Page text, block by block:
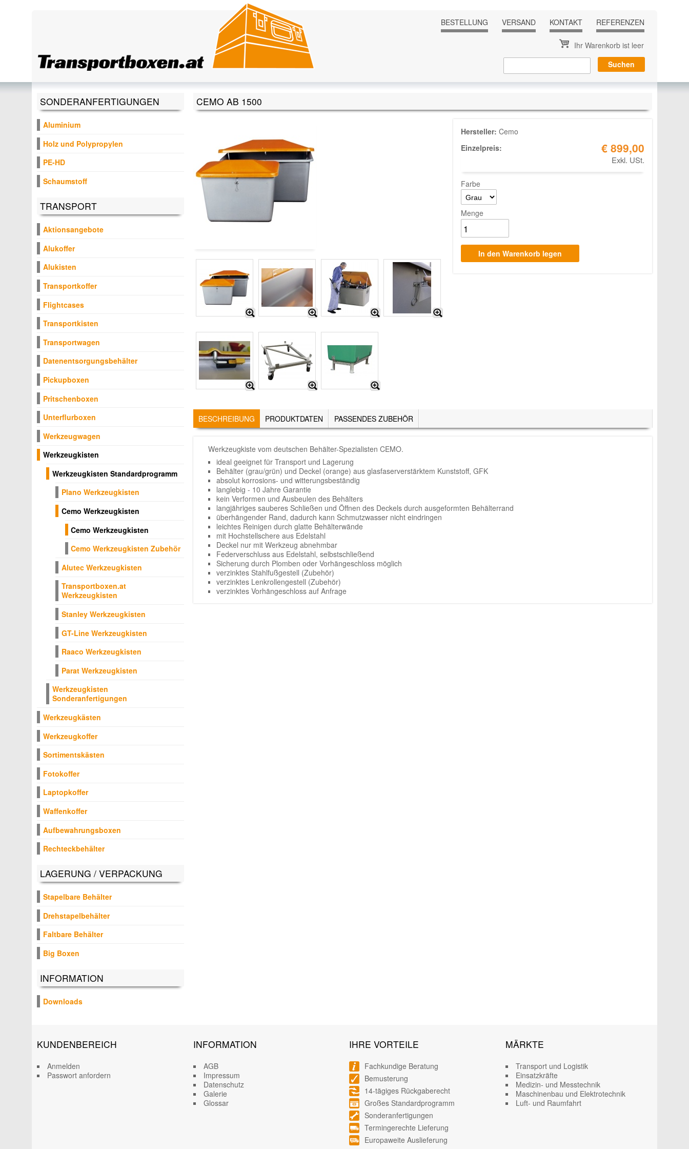
BESTELLUNG
VERSAND KONTAKT REFERENZEN
Ihr Warenkorb ist leer
CEMO AB 1500
Hersteller: Cemo
Einzelpreis:
€ 899,00
Exkl. USt.
Farbe
Menge
TABS
BESCHREIBUNG (AKTIVER
REITER)
PRODUKTDATEN PASSENDES ZUBEHÖR
Werkzeugkiste vom deutschen Behälter-Spezialisten CEMO.
ideal geeignet für Transport und Lagerung
Behälter (grau/grün) und Deckel (orange) aus glasfaserverstärktem Kunststoff, GFK
absolut korrosions- und witterungsbeständig
langlebig - 10 Jahre Garantie
kein Verformen und Ausbeulen des Behälters
langjähriges sauberes Schließen und Öffnen des Deckels durch ausgeformten Behälterrand
überhängender Rand, dadurch kann Schmutzwasser nicht eindringen
leichtes Reinigen durch glatte Behälterwände
mit Hochstellschere aus Edelstahl
Deckel nur mit Werkzeug abnehmbar
Federverschluss aus Edelstahl, selbstschließend
Sicherung durch Plomben oder Vorhängeschloss möglich
verzinktes Stahlfußgestell (Zubehör)
verzinktes Lenkrollengestell (Zubehör)
verzinktes Vorhängeschloss auf Anfrage
SONDERANFERTIGUNGEN
Aluminium
Holz und Polypropylen
PE-HD
Schaumstoff
TRANSPORT
Aktionsangebote
Alukoffer
Alukisten
Transportkoffer
Flightcases
Transportkisten
Transportwagen
Datenentsorgungsbehälter
Pickupboxen
Pritschenboxen
Unterflurboxen
Werkzeugwagen
Werkzeugkisten
Werkzeugkisten Standardprogramm
Plano Werkzeugkisten
Cemo Werkzeugkisten
Cemo Werkzeugkisten
Cemo Werkzeugkisten Zubehör
Alutec Werkzeugkisten
Transportboxen.at
Werkzeugkisten
Stanley Werkzeugkisten
GT-Line Werkzeugkisten
Raaco Werkzeugkisten
Parat Werkzeugkisten
Werkzeugkisten
Sonderanfertigungen
Werkzeugkästen
Werkzeugkoffer
Sortimentskästen
Fotokoffer
Laptopkoffer
Waffenkoffer
Aufbewahrungsboxen
Rechteckbehälter
LAGERUNG / VERPACKUNG
Stapelbare Behälter
Drehstapelbehälter
Faltbare Behälter
Big Boxen
INFORMATION
Downloads
KUNDENBEREICH
Anmelden
Passwort anfordern
INFORMATION
AGB
Impressum
Datenschutz
Galerie
Glossar
IHRE VORTEILE
Fachkundige Beratung
Bemusterung
14-tägiges Rückgaberecht
Großes Standardprogramm
Sonderanfertigungen
Termingerechte Lieferung
Europaweite Auslieferung
MÄRKTE
Transport und Logistik
Einsatzkräfte
Medizin- und Messtechnik
Maschinenbau und Elektrotechnik
Luft- und Raumfahrt